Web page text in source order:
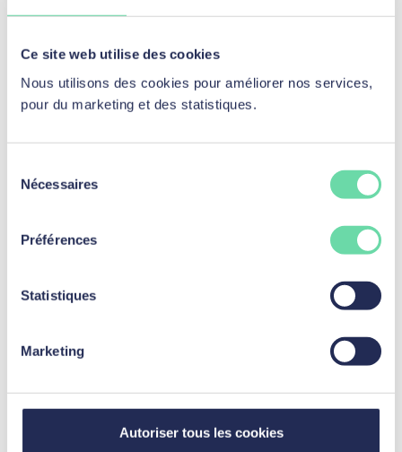
Ce site web utilise des cookies
Nous utilisons des cookies pour améliorer nos services,
pour du marketing et des statistiques.
Nécessaires
Préférences
Statistiques
Marketing
Autoriser tous les cookies
Xavier Laoureux
en 2016, mozzeno est la plateforme digitale belge qui
permet à des particuliers et des professionnels de se
captiver le lecteur avec du contenu et des actualités sur